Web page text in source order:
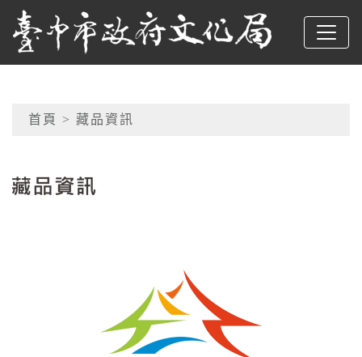
跳到主要內容
臺中市政府文化局
網頁導覽
首頁 > 藏品資訊